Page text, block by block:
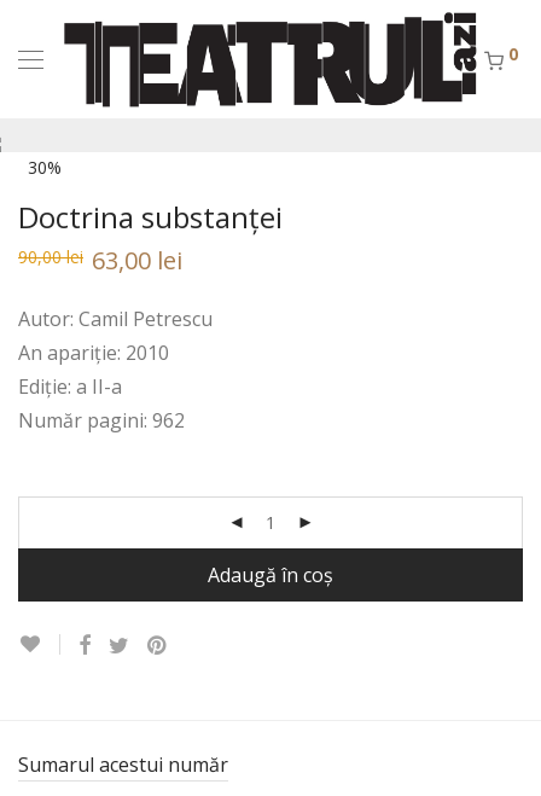
0
30%
Doctrina substanţei
Prețul
inițial
fost:
90,00 lei.
90,00lei Prețul
curent
90,00 lei.
63,00 lei
Autor: Camil Petrescu
An apariție: 2010
Ediție: a II-a
Număr pagini: 962
Adaugă în coș
Sumarul acestui număr